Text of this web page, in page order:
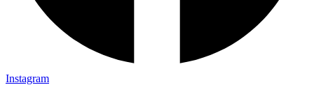
Instagram